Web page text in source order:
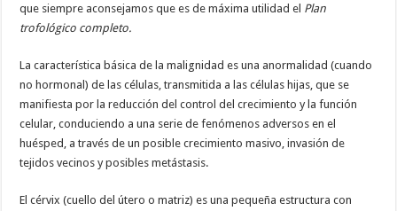
que siempre aconsejamos que es de máxima utilidad el Plan
trofológico completo.
La característica básica de la malignidad es una anormalidad (cuando
no hormonal) de las células, transmitida a las células hijas, que se
manifiesta por la reducción del control del crecimiento y la función
celular, conduciendo a una serie de fenómenos adversos en el
huésped, a través de un posible crecimiento masivo, invasión de
tejidos vecinos y posibles metástasis.
El cérvix (cuello del útero o matriz) es una pequeña estructura con